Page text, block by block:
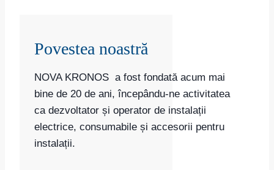
Povestea noastră
NOVA KRONOS a fost fondată acum mai
bine de 20 de ani, începându-ne activitatea
ca dezvoltator și operator de instalații
electrice, consumabile și accesorii pentru
instalații.